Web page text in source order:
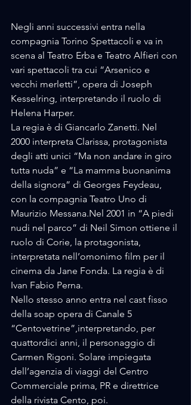
Negli anni successivi entra nella
compagnia Torino Spettacoli e va in
scena al Teatro Erba e Teatro Alfieri con
vari spettacoli tra cui “Arsenico e
vecchi merletti”, opera di Joseph
Kesselring, interpretando il ruolo di
Helena Harper.
La regia è di Giancarlo Zanetti. Nel
2000 interpreta Clarissa, protagonista
degli atti unici “Ma non andare in giro
tutta nuda” e “La mamma buonanima
della signora” di Georges Feydeau,
con la compagnia Teatro Uno di
Maurizio Messana.Nel 2001 in “A piedi
nudi nel parco” di Neil Simon ottiene il
ruolo di Corie, la protagonista,
interpretata nell’omonimo film per il
cinema da Jane Fonda. La regia è di
Ivan Fabio Perna.
Nello stesso anno entra nel cast fisso
della soap opera di Canale 5
“Centovetrine”,interpretando, per
quattordici anni, il personaggio di
Carmen Rigoni. Solare impiegata
dell’agenzia di viaggi del Centro
Commerciale prima, PR e direttrice
della rivista Cento, poi.